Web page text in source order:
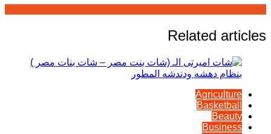
Related articles
Agriculture
Basketball
Beauty
Business